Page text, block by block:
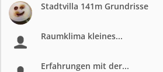
Stadtvilla 141m Grundrisse
Raumklima kleines...
Erfahrungen mit der...